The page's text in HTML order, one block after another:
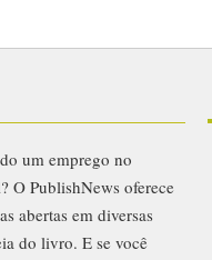
um emprego no
O PublishNews oferece
abertas em diversas
do livro. E se você